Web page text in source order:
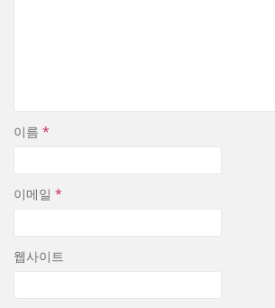
이름 *
이메일 *
웹사이트